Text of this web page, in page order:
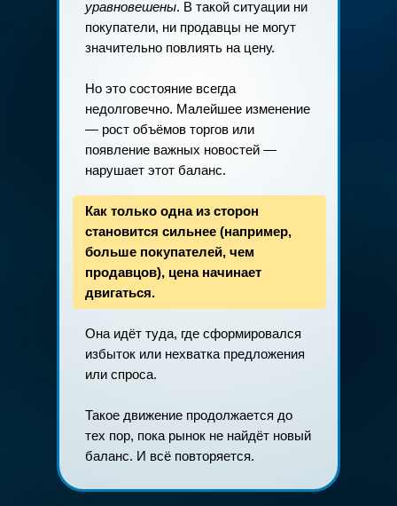
уравновешены. В такой ситуации ни
покупатели, ни продавцы не могут
значительно повлиять на цену.
Но это состояние всегда
недолговечно. Малейшее изменение
— рост объёмов торгов или
появление важных новостей —
нарушает этот баланс.
Как только одна из сторон
становится сильнее (например,
больше покупателей, чем
продавцов), цена начинает
двигаться.
Она идёт туда, где сформировался
избыток или нехватка предложения
или спроса.
Такое движение продолжается до
тех пор, пока рынок не найдёт новый
баланс. И всё повторяется.